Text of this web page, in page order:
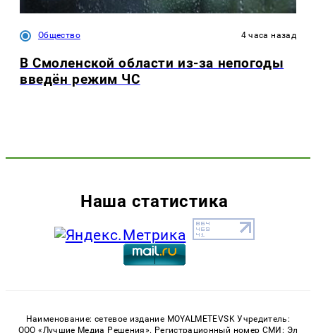
Общество 4 часа назад
В Смоленской области из-за непогоды
введён режим ЧС
Наша статистика
Наименование: сетевое издание MOYALMETEVSK Учредитель:
ООО «Лучшие Медиа Решения». Регистрационный номер СМИ: Эл